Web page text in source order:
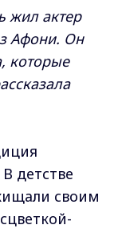
жил актер
Афони. Он
которые
детстве
своим